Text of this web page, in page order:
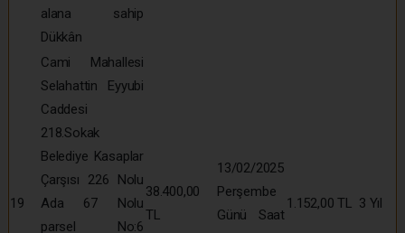
alana sahip
Dükkân
19
Cami Mahallesi
Selahattin Eyyubi
Caddesi
218.Sokak
Belediye Kasaplar
Çarşısı 226 Nolu
Ada 67 Nolu
parsel No:6
38.400,00
TL
13/02/2025
Perşembe
Günü Saat
1.152,00 TL 3 Yıl